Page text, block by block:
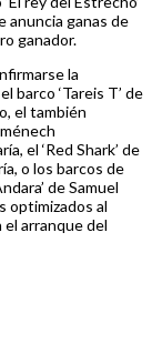
anuncia ganas de
ganador.
la
barco ‘Tareis T’ de
el también
el ‘Red Shark’ de
o los barcos de
de Samuel
optimizados al
el arranque del